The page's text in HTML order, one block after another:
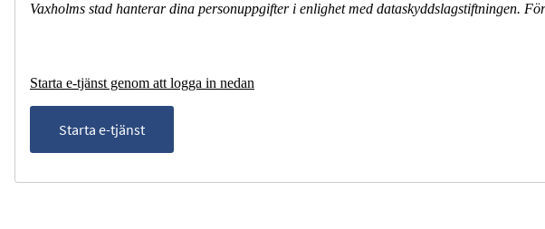
Vaxholms stad hanterar dina personuppgifter i enlighet med dataskyddslagstiftningen.
Starta e-tjänst genom att logga in nedan
Starta e-tjänst